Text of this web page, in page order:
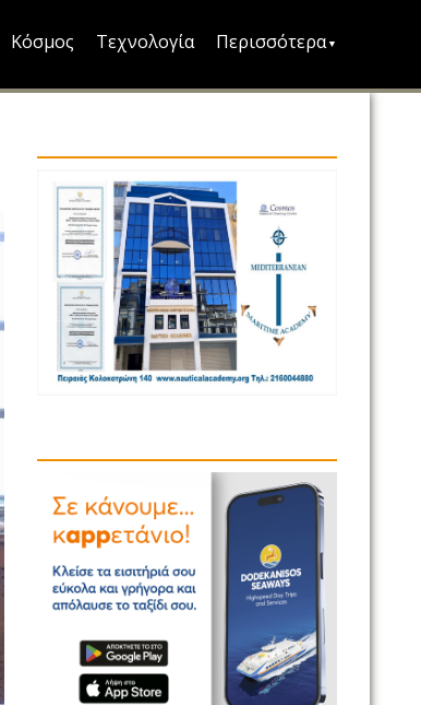
Κόσμος Τεχνολογία Περισσότερα